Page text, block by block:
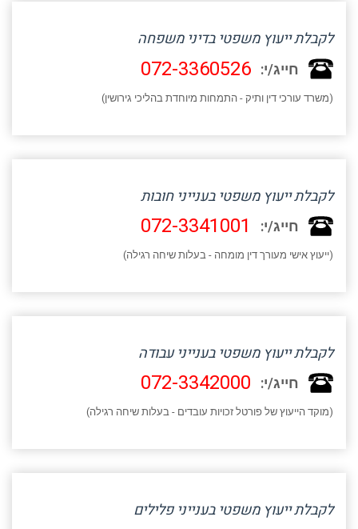
לקבלת ייעוץ משפטי בדיני משפחה
חייג/י: 072-3360526
(משרד עורכי דין ותיק - התמחות מיוחדת בהליכי גירושין)
לקבלת ייעוץ משפטי בענייני חובות
חייג/י: 072-3341001
(ייעוץ אישי מעורך דין מומחה - בעלות שיחה רגילה)
לקבלת ייעוץ משפטי בענייני עבודה
חייג/י: 072-3342000
(מוקד הייעוץ של פורטל זכויות עובדים - בעלות שיחה רגילה)
לקבלת ייעוץ משפטי בענייני פלילים